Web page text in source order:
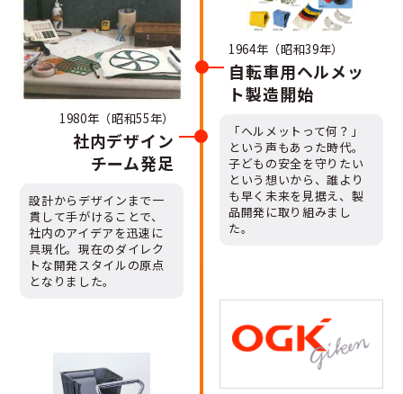
1964年（昭和39年）
自転車用ヘルメッ
ト製造開始
「ヘルメットって何？」
という声もあった時代。
子どもの安全を守りたい
という想いから、誰より
も早く未来を見据え、製
品開発に取り組みまし
た。
1980年（昭和55年）
社内デザイン
チーム発足
設計からデザインまで一
貫して手がけることで、
社内のアイデアを迅速に
具現化。現在のダイレク
トな開発スタイルの原点
となりました。